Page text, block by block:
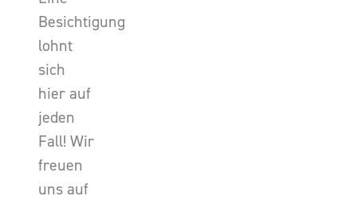
Besichtigung
lohnt
sich
hier auf
jeden
Fall! Wir
freuen
uns auf